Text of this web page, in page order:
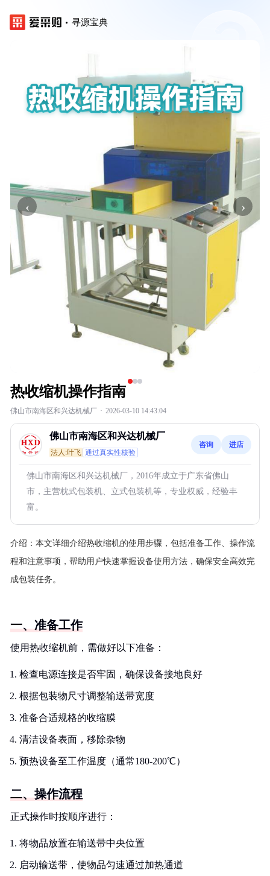
寻源宝典
‹ ›
热收缩机操作指南
佛山市南海区和兴达机械厂 · 2026-03-10 14:43:04
佛山市南海区和兴达机械厂
法人:叶飞 通过真实性核验
咨询 进店
佛山市南海区和兴达机械厂，2016年成立于广东省佛山
市，主营枕式包装机、立式包装机等，专业权威，经验丰
富。
介绍： 本文详细介绍热收缩机的使用步骤，包括准备工作、操作流
程和注意事项，帮助用户快速掌握设备使用方法，确保安全高效完
成包装任务。
一、准备工作
使用热收缩机前，需做好以下准备：
检查电源连接是否牢固，确保设备接地良好
根据包装物尺寸调整输送带宽度
准备合适规格的收缩膜
清洁设备表面，移除杂物
预热设备至工作温度（通常180-200℃）
二、操作流程
正式操作时按顺序进行：
将物品放置在输送带中央位置
启动输送带，使物品匀速通过加热通道